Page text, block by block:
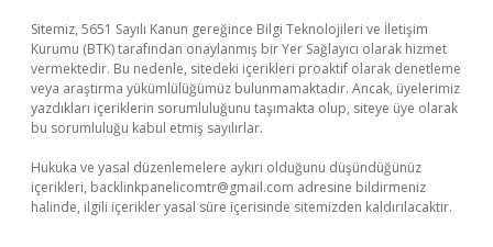
Sitemiz, 5651 Sayılı Kanun gereğince Bilgi Teknolojileri ve İletişim
Kurumu (BTK) tarafından onaylanmış bir Yer Sağlayıcı olarak hizmet
vermektedir. Bu nedenle, sitedeki içerikleri proaktif olarak denetleme
veya araştırma yükümlülüğümüz bulunmamaktadır. Ancak, üyelerimiz
yazdıkları içeriklerin sorumluluğunu taşımakta olup, siteye üye olarak
bu sorumluluğu kabul etmiş sayılırlar.
Hukuka ve yasal düzenlemelere aykırı olduğunu düşündüğünüz
içerikleri, backlinkpanelicomtr@gmail.com adresine bildirmeniz
halinde, ilgili içerikler yasal süre içerisinde sitemizden kaldırılacaktır.